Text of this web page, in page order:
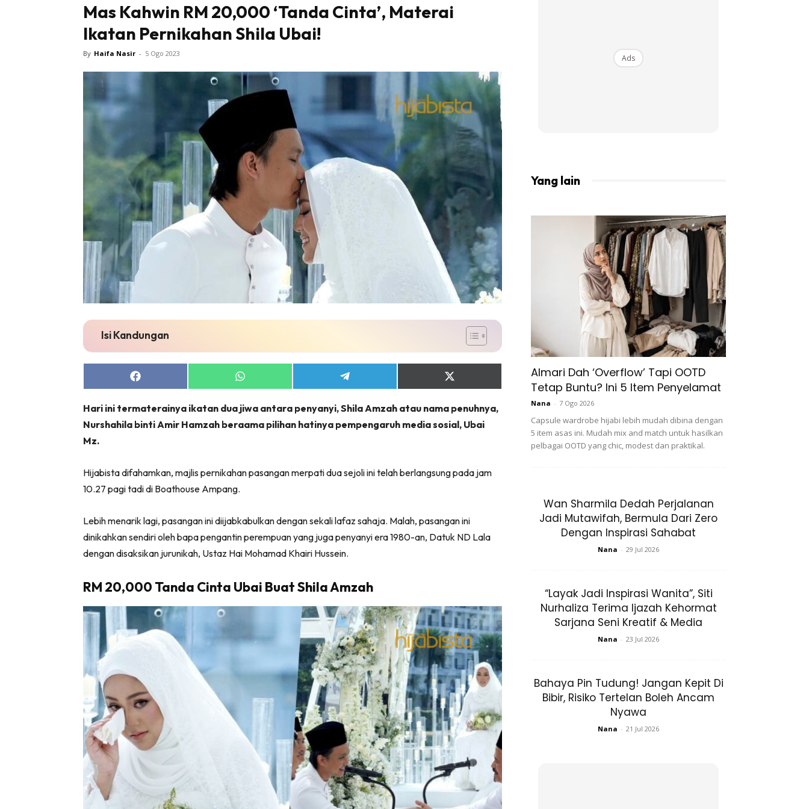
Tampil #1 on top dengan fashion muslimah terkini di HIJABISTA!
KLIK DI SEENI
Mas Kahwin RM 20,000 ‘Tanda Cinta’, Materai
Ikatan Pernikahan Shila Ubai!
By Haifa Nasir - 5 Ogo 2023
Isi Kandungan
Share
on
Share
on
Share
on
Share
on
(Twitter)
Hari ini termaterainya ikatan dua jiwa antara penyanyi, Shila Amzah atau nama penuhnya,
Nurshahila binti Amir Hamzah beraama pilihan hatinya pempengaruh media sosial, Ubai
Mz.
Hijabista difahamkan, majlis pernikahan pasangan merpati dua sejoli ini telah berlangsung pada jam
10.27 pagi tadi di Boathouse Ampang.
Lebih menarik lagi, pasangan ini diijabkabulkan dengan sekali lafaz sahaja. Malah, pasangan ini
dinikahkan sendiri oleh bapa pengantin perempuan yang juga penyanyi era 1980-an, Datuk ND Lala
dengan disaksikan jurunikah, Ustaz Hai Mohamad Khairi Hussein.
RM 20,000 Tanda Cinta Ubai Buat Shila Amzah
Ads
Yang lain
Almari Dah ‘Overflow’ Tapi OOTD
Tetap Buntu? Ini 5 Item Penyelamat
Nana - 7 Ogo 2026
Capsule wardrobe hijabi lebih mudah dibina dengan
5 item asas ini. Mudah mix and match untuk hasilkan
pelbagai OOTD yang chic, modest dan praktikal.
Wan Sharmila Dedah Perjalanan
Jadi Mutawifah, Bermula Dari Zero
Dengan Inspirasi Sahabat
Nana - 29 Jul 2026
“Layak Jadi Inspirasi Wanita”, Siti
Nurhaliza Terima Ijazah Kehormat
Sarjana Seni Kreatif & Media
Nana - 23 Jul 2026
Bahaya Pin Tudung! Jangan Kepit Di
Bibir, Risiko Tertelan Boleh Ancam
Nyawa
Nana - 21 Jul 2026